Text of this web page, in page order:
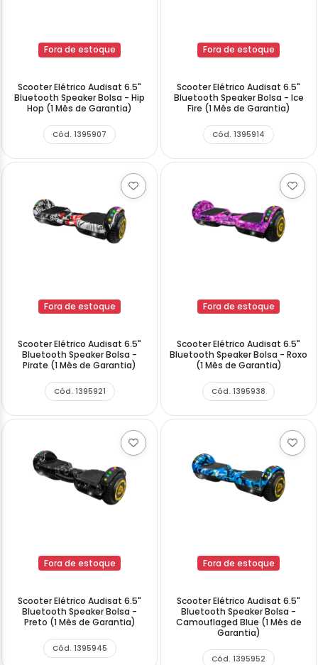
Fora de estoque
Scooter Elétrico Audisat 6.5"
Bluetooth Speaker Bolsa - Hip
Hop (1 Mês de Garantia)
Cód. 1395907
Fora de estoque
Scooter Elétrico Audisat 6.5"
Bluetooth Speaker Bolsa - Ice
Fire (1 Mês de Garantia)
Cód. 1395914
Fora de estoque
Scooter Elétrico Audisat 6.5"
Bluetooth Speaker Bolsa -
Pirate (1 Mês de Garantia)
Cód. 1395921
Fora de estoque
Scooter Elétrico Audisat 6.5"
Bluetooth Speaker Bolsa - Roxo
(1 Mês de Garantia)
Cód. 1395938
Fora de estoque
Scooter Elétrico Audisat 6.5"
Bluetooth Speaker Bolsa -
Preto (1 Mês de Garantia)
Cód. 1395945
Fora de estoque
Scooter Elétrico Audisat 6.5"
Bluetooth Speaker Bolsa -
Camouflaged Blue (1 Mês de
Garantia)
Cód. 1395952